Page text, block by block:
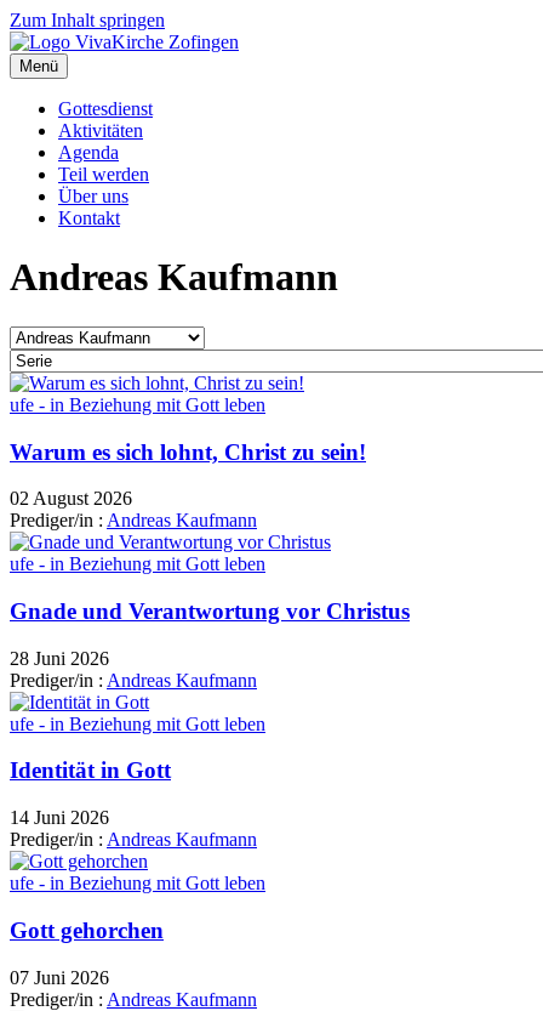
Zum Inhalt springen
Menü
Gottesdienst
Aktivitäten
Agenda
Teil werden
Über uns
Kontakt
Andreas Kaufmann
ufe - in Beziehung mit Gott leben
Warum es sich lohnt, Christ zu sein!
02 August 2026
Prediger/in : Andreas Kaufmann
ufe - in Beziehung mit Gott leben
Gnade und Verantwortung vor Christus
28 Juni 2026
Prediger/in : Andreas Kaufmann
ufe - in Beziehung mit Gott leben
Identität in Gott
14 Juni 2026
Prediger/in : Andreas Kaufmann
ufe - in Beziehung mit Gott leben
Gott gehorchen
07 Juni 2026
Prediger/in : Andreas Kaufmann